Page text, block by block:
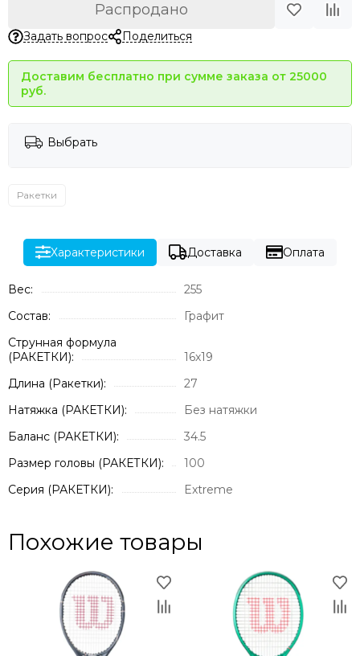
Распродано
Задать вопрос Поделиться
Доставим бесплатно при сумме заказа от 25000
руб.
Выбрать
Ракетки
Характеристики Доставка Оплата
Вес:
255
Состав:
Графит
Струнная формула
(РАКЕТКИ):
16х19
Длина (Ракетки):
27
Натяжка (РАКЕТКИ):
Без натяжки
Баланс (РАКЕТКИ):
34.5
Размер головы (РАКЕТКИ):
100
Серия (РАКЕТКИ):
Extreme
Похожие товары